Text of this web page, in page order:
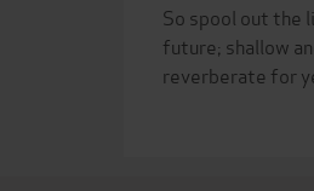
So spool out the
future; shallow
reverberate for